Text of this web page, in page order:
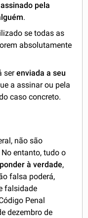
assinado pela
.
se todas as
absolutamente
serenviada a seu
a assinar ou pela
caso concreto.
não são
entanto, tudo o
à verdade,
falsa poderá,
falsidade
Penal
dezembro de